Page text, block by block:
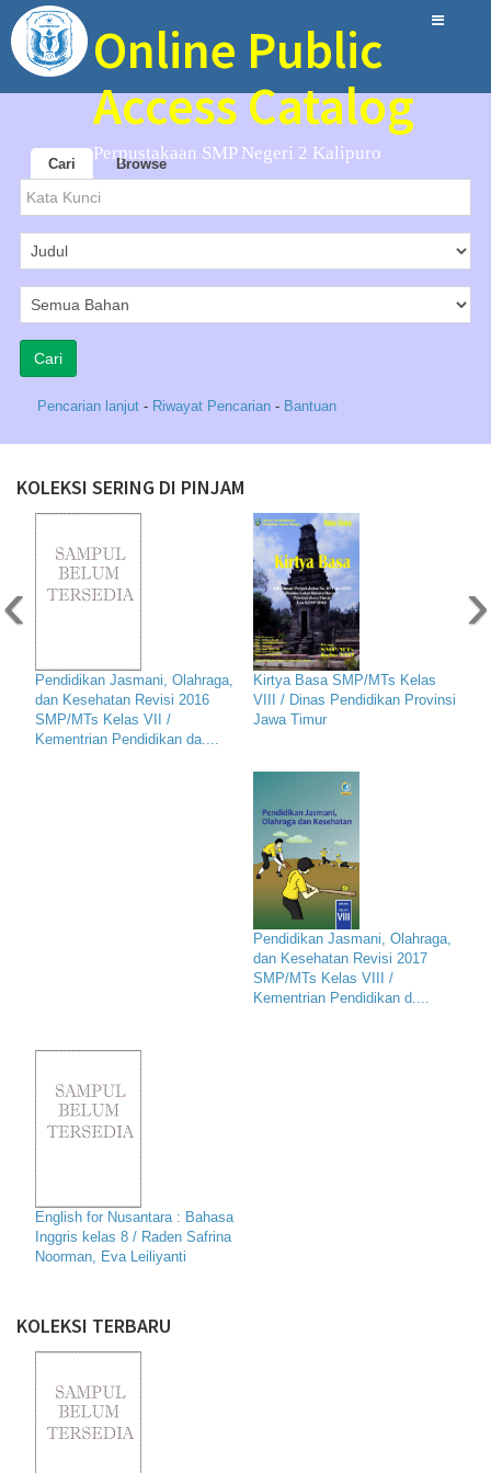
Online Public
Access Catalog
Perpustakaan SMP Negeri 2 Kalipuro
Cari Browse
Pencarian lanjut - Riwayat Pencarian - Bantuan
KOLEKSI SERING DI PINJAM
Pendidikan Jasmani, Olahraga,
dan Kesehatan Revisi 2016
SMP/MTs Kelas VII /
Kementrian Pendidikan da....
Kirtya Basa SMP/MTs Kelas
VIII / Dinas Pendidikan Provinsi
Jawa Timur
Pendidikan Jasmani, Olahraga,
dan Kesehatan Revisi 2017
SMP/MTs Kelas VIII /
Kementrian Pendidikan d....
English for Nusantara : Bahasa
Inggris kelas 8 / Raden Safrina
Noorman, Eva Leiliyanti
‹ ›
KOLEKSI TERBARU